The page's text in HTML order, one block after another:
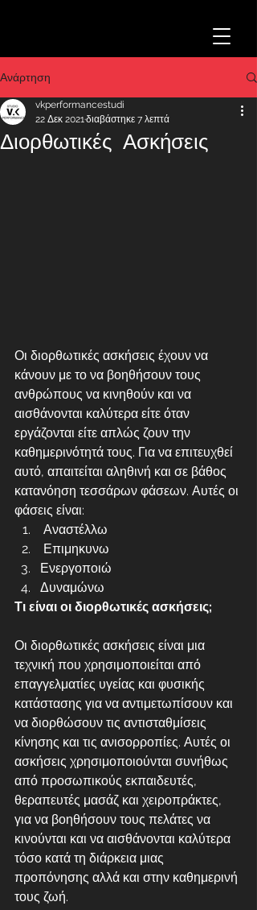
Ανάρτηση
Διορθωτικές Ασκήσεις
vkperformancestudi
22 Δεκ 2021διαβάστηκε 7 λεπτά
Οι διορθωτικές ασκήσεις έχουν να
κάνουν με το να βοηθήσουν τους
ανθρώπους να κινηθούν και να
αισθάνονται καλύτερα είτε όταν
εργάζονται είτε απλώς ζουν την
καθημερινότητά τους. Για να επιτευχθεί
αυτό, απαιτείται αληθινή και σε βάθος
κατανόηση τεσσάρων φάσεων. Αυτές οι
φάσεις είναι:
Αναστέλλω
Επιμηκυνω
Ενεργοποιώ
Δυναμώνω
Τι είναι οι διορθωτικές ασκήσεις;
Οι διορθωτικές ασκήσεις είναι μια
τεχνική που χρησιμοποιείται από
επαγγελματίες υγείας και φυσικής
κατάστασης για να αντιμετωπίσουν και
να διορθώσουν τις αντισταθμίσεις
κίνησης και τις ανισορροπίες. Αυτές οι
ασκήσεις χρησιμοποιούνται συνήθως
από προσωπικούς εκπαιδευτές,
θεραπευτές μασάζ και χειροπράκτες,
για να βοηθήσουν τους πελάτες να
κινούνται και να αισθάνονται καλύτερα
τόσο κατά τη διάρκεια μιας
προπόνησης αλλά και στην καθημερινή
τους ζωή.